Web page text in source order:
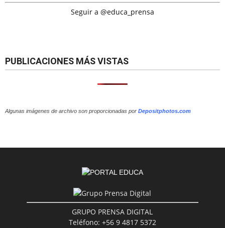
Seguir a @educa_prensa
PUBLICACIONES MÁS VISTAS
Algunas imágenes de archivo son proporcionadas por Depositphotos.com
GRUPO PRENSA DIGITAL
Teléfono: +56 9 4817 5372